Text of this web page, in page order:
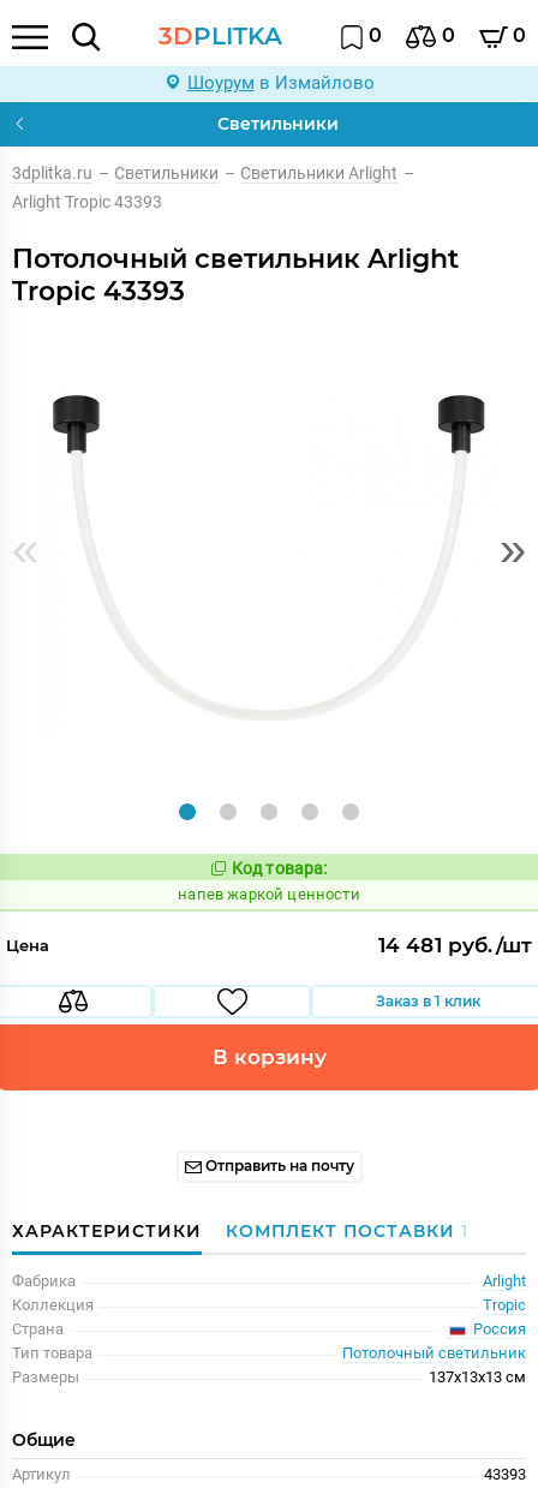
3DPLITKA 0 0 0
Шоурум в Измайлово
Светильники
3dplitka.ru – Светильники – Светильники Arlight –
Arlight Tropic 43393
Потолочный светильник Arlight
Tropic 43393
« »
Код:
1081742
Код товара:
напев жаркой ценности
Цена 14 481 руб./шт
Заказ в 1 клик
В корзину
Отправить на почту
ХАРАКТЕРИСТИКИ КОМПЛЕКТ ПОСТАВКИ 1
Фабрика
Arlight
Коллекция
Tropic
Страна
Россия
Тип товара
Потолочный светильник
Размеры
137x13x13 см
Общие
Артикул
43393